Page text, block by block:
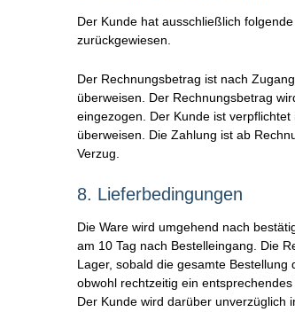
Der Kunde hat ausschließlich
zurückgewiesen.
Der Rechnungsbetrag ist nach
überweisen. Der Rechnungsbetrag
eingezogen. Der Kunde ist
überweisen. Die Zahlung ist ab
Verzug.
8. Lieferbedingungen
Die Ware wird umgehend nach
am 10 Tag nach Bestelleingang. Die
Lager, sobald die gesamte
obwohl rechtzeitig ein
Der Kunde wird darüber unverzüglich